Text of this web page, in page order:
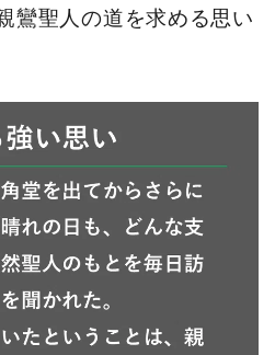
鸞聖人の道を求める思い